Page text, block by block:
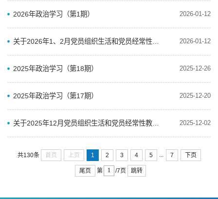
2026年政治学习（第1期） 2026-01-12
2026-01-12
2025年政治学习（第18期） 2025-12-26
2025年政治学习（第17期） 2025-12-20
2025-12-02
共130条 首页 上页 1 2 3 4 5 ... 7 下页
尾页 第 /7页 跳转